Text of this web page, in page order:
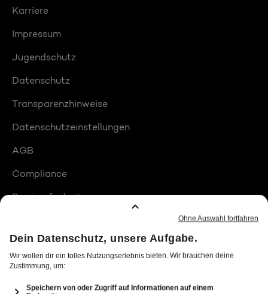
Karriere
Impressum
Jugendschutz
Datenschutz
Transparenzhinweise
Datenschutzeinstellungen
AGB
Compliance
Barrierefreiheit